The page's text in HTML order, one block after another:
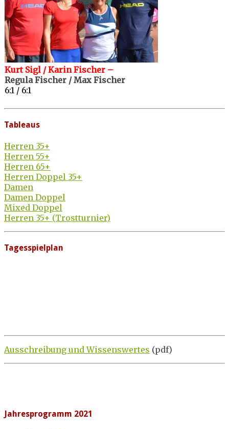
Kurt Sigl / Karin Fischer –
Regula Fischer / Max Fischer
6:1 / 6:1
Tableaus
Herren 35+
Herren 55+
Herren 65+
Herren Doppel 35+
Damen
Damen Doppel
Mixed Doppel
Herren 35+ (Trostturnier)
Tagesspielplan
Ausschreibung und Wissenswertes (pdf)
Jahresprogramm 2021